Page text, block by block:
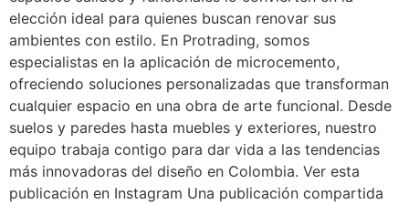
elección ideal para quienes buscan renovar sus
ambientes con estilo. En Protrading, somos
especialistas en la aplicación de microcemento,
ofreciendo soluciones personalizadas que transforman
cualquier espacio en una obra de arte funcional. Desde
suelos y paredes hasta muebles y exteriores, nuestro
equipo trabaja contigo para dar vida a las tendencias
más innovadoras del diseño en Colombia. Ver esta
publicación en Instagram Una publicación compartida